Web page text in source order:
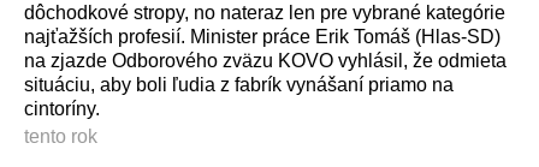
dôchodkové stropy, no nateraz len pre vybrané kategórie
najťažších profesií. Minister práce Erik Tomáš (Hlas-SD)
na zjazde Odborového zväzu KOVO vyhlásil, že odmieta
situáciu, aby boli ľudia z fabrík vynášaní priamo na
cintoríny.
tento rok